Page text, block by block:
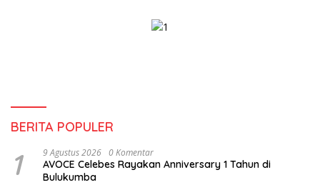
BERITA POPULER
1 9 Agustus 2026 0 Komentar
AVOCE Celebes Rayakan Anniversary 1 Tahun di
Bulukumba